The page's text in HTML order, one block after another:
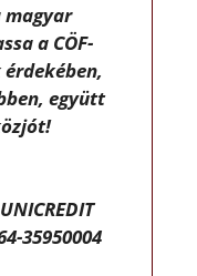
a CÖF-
együtt
35950004